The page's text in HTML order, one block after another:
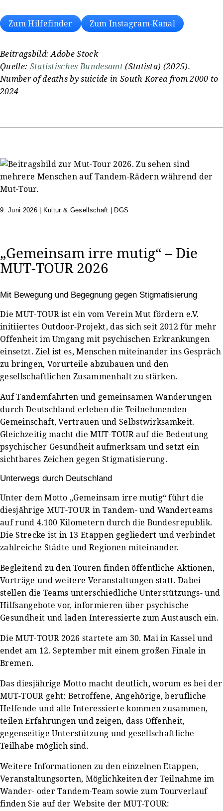
Zum Hilfefinder Zum Instagram-Kanal
Beitragsbild: Adobe Stock
Quelle: Statistisches Bundesamt(Statista) (2025).
Number of deaths by suicide in South Korea from 2000 to
2024
9. Juni 2026| Kultur & Gesellschaft | DGS
„Gemeinsam irre mutig“ – Die
MUT-TOUR 2026
Mit Bewegung und Begegnung gegen Stigmatisierung
Die MUT-TOUR ist ein vom Verein Mut fördern e.V.
initiiertes Outdoor-Projekt, das sich seit 2012 für mehr
Offenheit im Umgang mit psychischen Erkrankungen
einsetzt. Ziel ist es, Menschen miteinander ins Gespräch
zu bringen, Vorurteile abzubauen und den
gesellschaftlichen Zusammenhalt zu stärken.
Auf Tandemfahrten und gemeinsamen Wanderungen
durch Deutschland erleben die Teilnehmenden
Gemeinschaft, Vertrauen und Selbstwirksamkeit.
Gleichzeitig macht die MUT-TOUR auf die Bedeutung
psychischer Gesundheit aufmerksam und setzt ein
sichtbares Zeichen gegen Stigmatisierung.
Unterwegs durch Deutschland
Unter dem Motto „Gemeinsam irre mutig“ führt die
diesjährige MUT-TOUR in Tandem- und Wanderteams
auf rund 4.100 Kilometern durch die Bundesrepublik.
Die Strecke ist in 13 Etappen gegliedert und verbindet
zahlreiche Städte und Regionen miteinander.
Begleitend zu den Touren finden öffentliche Aktionen,
Vorträge und weitere Veranstaltungen statt. Dabei
stellen die Teams unterschiedliche Unterstützungs- und
Hilfsangebote vor, informieren über psychische
Gesundheit und laden Interessierte zum Austausch ein.
Die MUT-TOUR 2026 startete am 30. Mai in Kassel und
endet am 12. September mit einem großen Finale in
Bremen.
Das diesjährige Motto macht deutlich, worum es bei der
MUT-TOUR geht: Betroffene, Angehörige, berufliche
Helfende und alle Interessierte kommen zusammen,
teilen Erfahrungen und zeigen, dass Offenheit,
gegenseitige Unterstützung und gesellschaftliche
Teilhabe möglich sind.
Weitere Informationen zu den einzelnen Etappen,
Veranstaltungsorten, Möglichkeiten der Teilnahme im
Wander- oder Tandem-Team sowie zum Tourverlauf
finden Sie auf der Website der MUT-TOUR: